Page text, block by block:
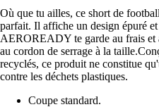
Où que tu ailles, ce short de
parfait. Il affiche un design épuré
AEROREADY te garde au frais et
au cordon de serrage à la
recyclés, ce produit ne constitue
contre les déchets plastiques.
Coupe standard.